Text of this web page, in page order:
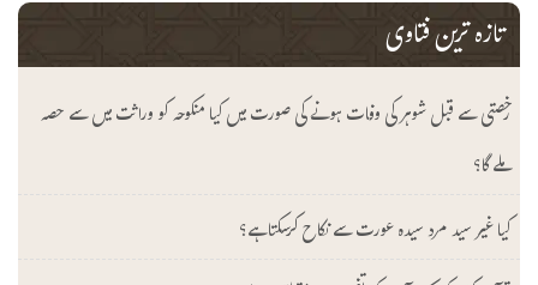
تازہ ترین فتاوی
رخصتی سے قبل شوہر کی وفات ہونے کی صورت میں کیا منکوحہ کو وراثت میں سے حصہ
ملے گا؟
کیا غیر سید مرد سیدہ عورت سے نکاح کرسکتا ہے؟